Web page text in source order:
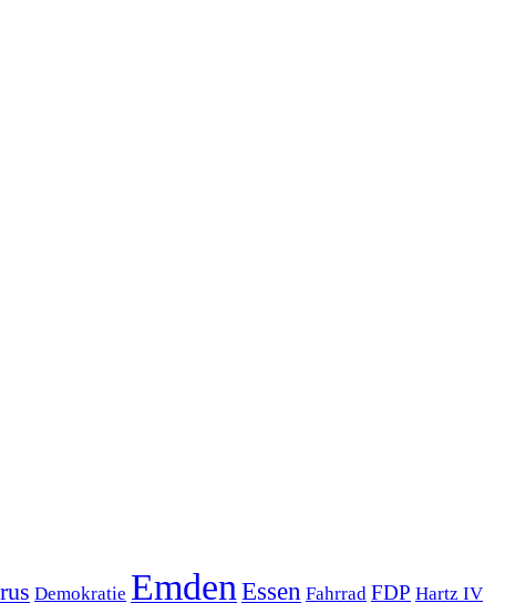
Demokratie Emden Essen Fahrrad FDP Hartz IV